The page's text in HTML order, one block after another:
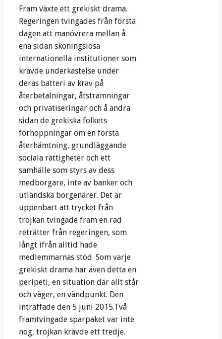
Fram växte ett grekiskt drama.
Regeringen tvingades från första
dagen att manövrera mellan å
ena sidan skoningslösa
internationella institutioner som
krävde underkastelse under
deras batteri av krav på
återbetalningar, åtstramningar
och privatiseringar och å andra
sidan de grekiska folkets
förhoppningar om en första
återhämtning, grundläggande
sociala rättigheter och ett
samhälle som styrs av dess
medborgare, inte av banker och
utländska borgenärer. Det är
uppenbart att trycket från
trojkan tvingade fram en rad
reträtter från regeringen, som
långt ifrån alltid hade
medlemmarnas stöd. Som varje
grekiskt drama har även detta en
peripeti, en situation där allt står
och väger, en vändpunkt. Den
inträffade den 5 juni 2015.Två
framtvingade sparpaket var inte
nog, trojkan krävde ett tredje.